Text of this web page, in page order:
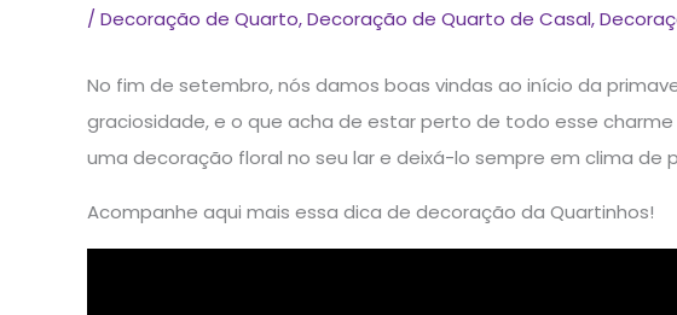
/ Decoração de Quarto,Decoração de Quarto de Casal,
No fim de setembro, nós damos boas vindas ao início da
graciosidade, e o que acha de estar perto de todo esse
uma decoração floral no seu lar e deixá-lo sempre em clima de
Acompanhe aqui mais essa dica de decoração da Quartinhos!